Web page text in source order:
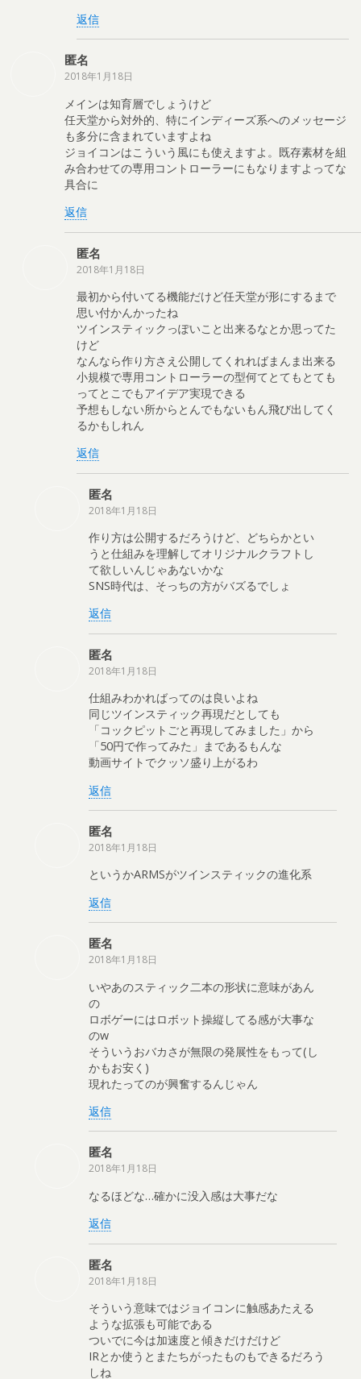
返信
匿名
2018年1月18日
メインは知育層でしょうけど
任天堂から対外的、特にインディーズ系へのメッセージ
も多分に含まれていますよね
ジョイコンはこういう風にも使えますよ。既存素材を組
み合わせての専用コントローラーにもなりますよってな
具合に
返信
匿名
2018年1月18日
最初から付いてる機能だけど任天堂が形にするまで
思い付かんかったね
ツインスティックっぽいこと出来るなとか思ってた
けど
なんなら作り方さえ公開してくれればまんま出来る
小規模で専用コントローラーの型何てとてもとても
ってとこでもアイデア実現できる
予想もしない所からとんでもないもん飛び出してく
るかもしれん
返信
匿名
2018年1月18日
作り方は公開するだろうけど、どちらかとい
うと仕組みを理解してオリジナルクラフトし
て欲しいんじゃあないかな
SNS時代は、そっちの方がバズるでしょ
返信
匿名
2018年1月18日
仕組みわかればってのは良いよね
同じツインスティック再現だとしても
「コックピットごと再現してみました」から
「50円で作ってみた」まであるもんな
動画サイトでクッソ盛り上がるわ
返信
匿名
2018年1月18日
というかARMSがツインスティックの進化系
返信
匿名
2018年1月18日
いやあのスティック二本の形状に意味があん
の
ロボゲーにはロボット操縦してる感が大事な
のw
そういうおバカさが無限の発展性をもって(し
かもお安く)
現れたってのが興奮するんじゃん
返信
匿名
2018年1月18日
なるほどな…確かに没入感は大事だな
返信
匿名
2018年1月18日
そういう意味ではジョイコンに触感あたえる
ような拡張も可能である
ついでに今は加速度と傾きだけだけど
IRとか使うとまたちがったものもできるだろう
しね